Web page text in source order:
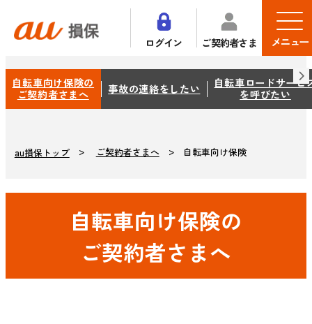
ログイン ご契約者さま メニュー
自転車向け保険の
ご契約者さまへ
事故の連絡をしたい
自転車ロードサービ
を呼びたい
au損保トップ ご契約者さまへ 自転車向け保険
自転車向け保険の
ご契約者さまへ